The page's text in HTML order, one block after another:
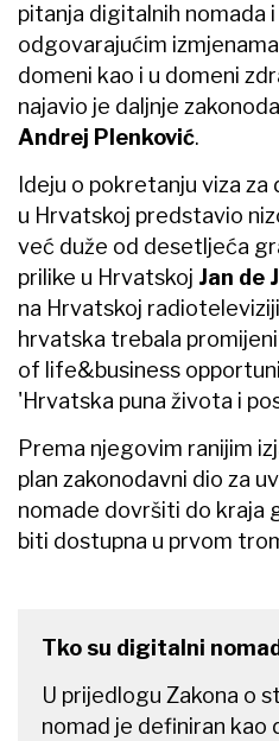
pitanja digitalnih nomada
odgovarajućim
domeni kao i u domeni
najavio je daljnje
Andrej Plenković.
Ideju o pokretanju viza
u Hrvatskoj predstavio
već duže od desetljeća
prilike u Hrvatskoj Jan de
na Hrvatskoj
hrvatska trebala
of life&business
'Hrvatska puna života i
Prema njegovim ranijim
plan zakonodavni dio za
nomade dovršiti do kraja
biti dostupna u prvom
Tko su digitalni
U prijedlogu Zakona o
nomad je definiran kao